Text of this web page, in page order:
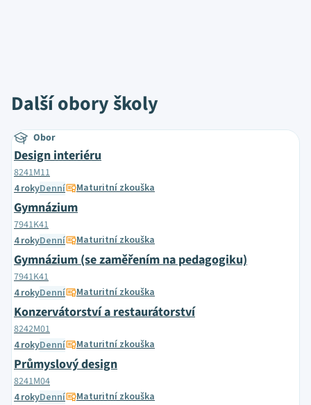
Další obory školy
Obor
Design interiéru
8241M11
4 rokyDenní Maturitní zkouška
Gymnázium
7941K41
4 rokyDenní Maturitní zkouška
Gymnázium (se zaměřením na pedagogiku)
7941K41
4 rokyDenní Maturitní zkouška
Konzervátorství a restaurátorství
8242M01
4 rokyDenní Maturitní zkouška
Průmyslový design
8241M04
4 rokyDenní Maturitní zkouška